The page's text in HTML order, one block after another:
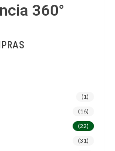
360°
(1)
(16)
(22)
(31)